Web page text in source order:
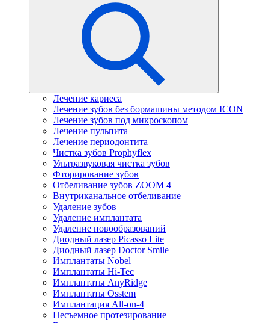
Лечение кариеса
Лечение зубов без бормашины методом ICON
Лечение зубов под микроскопом
Лечение пульпита
Лечение периодонтита
Чистка зубов Prophyflex
Ультразвуковая чистка зубов
Фторирование зубов
Отбеливание зубов ZOOM 4
Внутриканальное отбеливание
Удаление зубов
Удаление имплантата
Удаление новообразований
Диодный лазер Picasso Lite
Диодный лазер Doctor Smile
Имплантаты Nobel
Имплантаты Hi-Tec
Имплантаты AnyRidge
Имплантаты Osstem
Имплантация All-on-4
Несъемное протезирование